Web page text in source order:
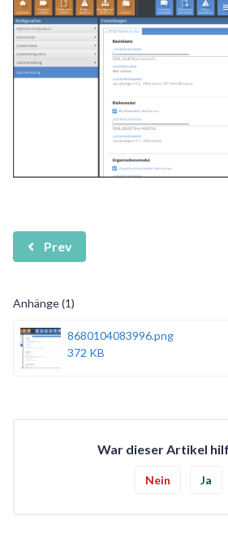
Prev
Anhänge (1)
8680104083996.png
372 KB
War dieser Artikel
Nein Ja